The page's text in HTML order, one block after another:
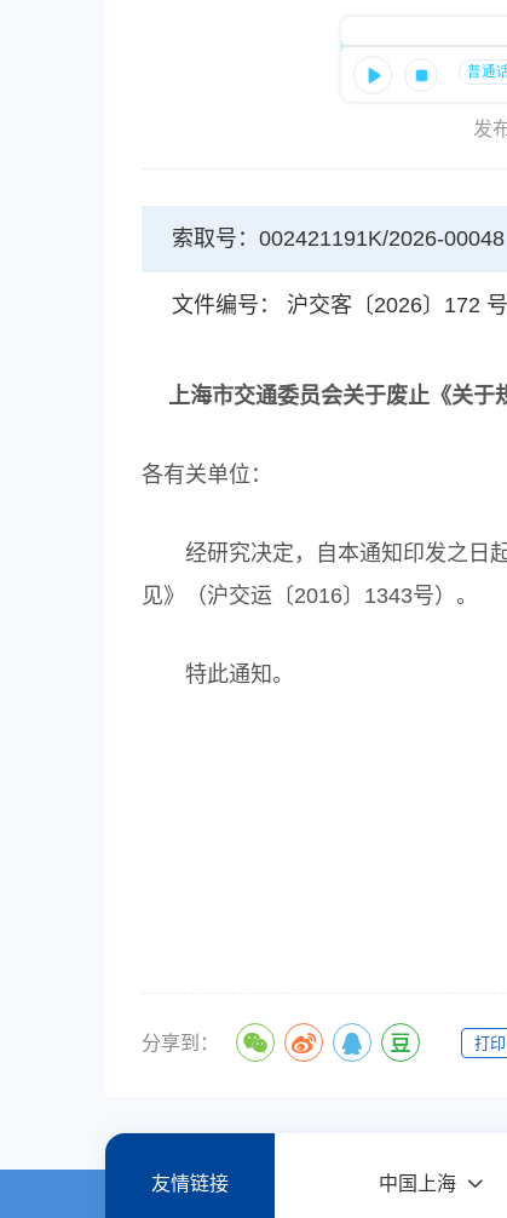
发
索取号：002421191K/2026-00048
文件编号： 沪交客〔2026〕172 号
上海市交通委员会关于废止《关于
各有关单位：
经研究决定，自本通知印发之日起
见》（沪交运〔2016〕1343号）。
特此通知。
分享到： 打印
友情链接 中国上海